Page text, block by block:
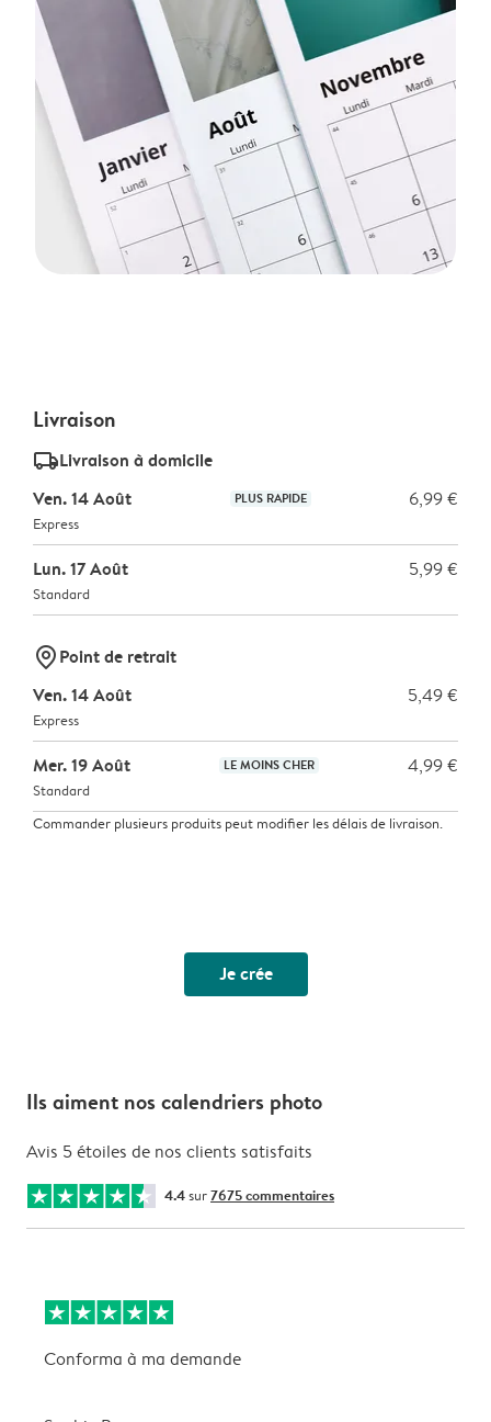
Livraison
delivery_standard_v2Livraison à domicile
Ven. 14 Août
PLUS RAPIDE 6,99 €
Express
Lun. 17 Août 5,99 €
Standard
marker-pinPoint de retrait
Ven. 14 Août
5,49 €
Express
Mer. 19 Août LE MOINS CHER 4,99 €
Standard
Commander plusieurs produits peut modifier les délais de livraison.
Je crée
Ils aiment nos calendriers photo
Avis 5 étoiles de nos clients satisfaits
4.4sur7675 commentaires
Conforma à ma demande